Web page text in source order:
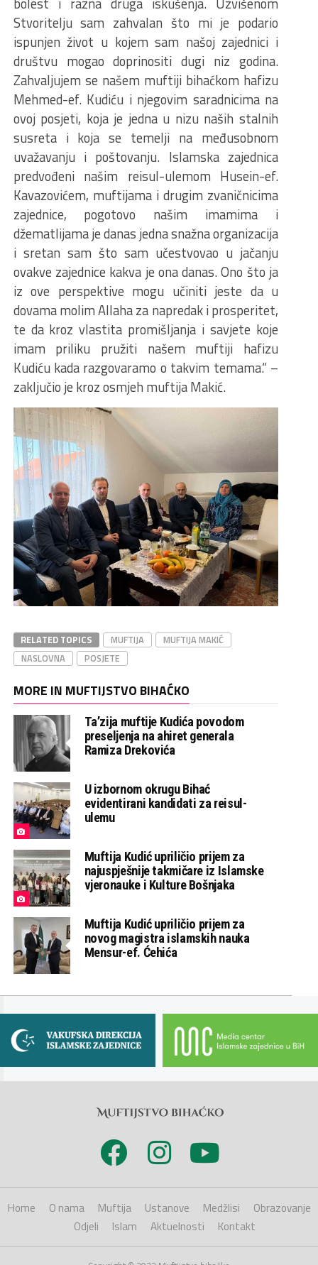
Stvoritelju sam zahvalan što mi je podario
ispunjen život u kojem sam našoj zajednici i
društvu mogao doprinositi dugi niz godina.
Zahvaljujem se našem muftiji bihaćkom hafizu
Mehmed-ef. Kudiću i njegovim saradnicima na
ovoj posjeti, koja je jedna u nizu naših stalnih
susreta i koja se temelji na međusobnom
uvažavanju i poštovanju. Islamska zajednica
predvođeni našim reisul-ulemom Husein-ef.
Kavazovićem, muftijama i drugim zvaničnicima
zajednice, pogotovo našim imamima i
džematlijama je danas jedna snažna organizacija
i sretan sam što sam učestvovao u jačanju
ovakve zajednice kakva je ona danas. Ono što ja
iz ove perspektive mogu učiniti jeste da u
dovama molim Allaha za napredak i prosperitet,
te da kroz vlastita promišljanja i savjete koje
imam priliku pružiti našem muftiji hafizu
Kudiću kada razgovaramo o takvim temama.“ –
zaključio je kroz osmjeh muftija Makić.
RELATED TOPICS MUFTIJA
MUFTIJA MAKIĆ
NASLOVNA
POSJETE
MORE IN MUFTIJSTVO BIHAĆKO
Ta’zija muftije Kudića povodom
preseljenja na ahiret generala
Ramiza Drekovića
U izbornom okrugu Bihać
evidentirani kandidati za reisul-
ulemu
Muftija Kudić upriličio prijem za
najuspješnije takmičare iz Islamske
vjeronauke i Kulture Bošnjaka
Muftija Kudić upriličio prijem za
novog magistra islamskih nauka
Mensur-ef. Ćehića
Home O nama Muftija Ustanove Medžlisi
Obrazovanje
Odjeli
Islam Aktuelnosti Kontakt